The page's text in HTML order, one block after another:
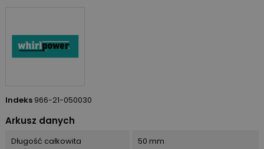
Indeks 966-21-050030
Arkusz danych
Długość całkowita 50 mm